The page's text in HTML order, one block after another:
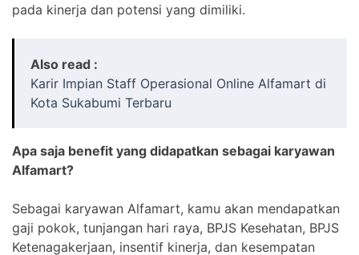
pada kinerja dan potensi yang dimiliki.
Also read :
Karir Impian Staff Operasional Online Alfamart di
Kota Sukabumi Terbaru
Apa saja benefit yang didapatkan sebagai karyawan
Alfamart?
Sebagai karyawan Alfamart, kamu akan mendapatkan
gaji pokok, tunjangan hari raya, BPJS Kesehatan, BPJS
Ketenagakerjaan, insentif kinerja, dan kesempatan